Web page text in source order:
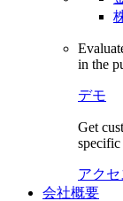
in the
デモ
Get
specific
アク
会社概要